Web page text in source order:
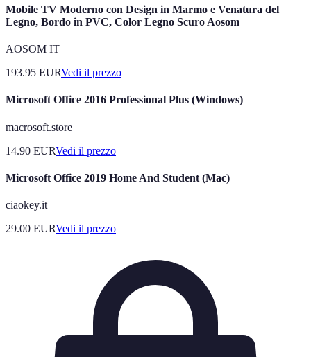
Mobile TV Moderno con Design in Marmo e Venatura del
Legno, Bordo in PVC, Color Legno Scuro Aosom
AOSOM IT
193.95 EURVedi il prezzo
Microsoft Office 2016 Professional Plus (Windows)
macrosoft.store
14.90 EURVedi il prezzo
Microsoft Office 2019 Home And Student (Mac)
ciaokey.it
29.00 EURVedi il prezzo